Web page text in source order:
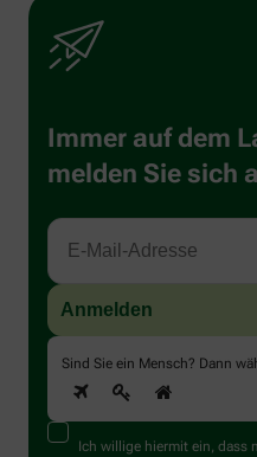
Immer auf dem
melden Sie sich
Sind Sie ein Mensch? Dann
Ich willige hiermit ein, dass